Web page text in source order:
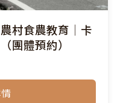
村食農教育│卡
團體預約）